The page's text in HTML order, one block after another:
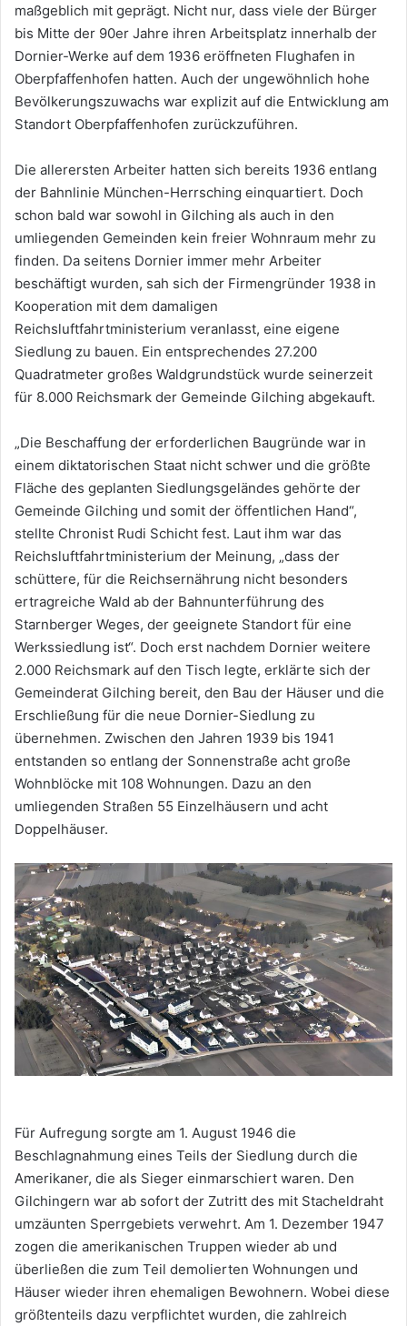
maßgeblich mit geprägt. Nicht nur, dass viele der Bürger
bis Mitte der 90er Jahre ihren Arbeitsplatz innerhalb der
Dornier-Werke auf dem 1936 eröffneten Flughafen in
Oberpfaffenhofen hatten. Auch der ungewöhnlich hohe
Bevölkerungszuwachs war explizit auf die Entwicklung am
Standort Oberpfaffenhofen zurückzuführen.
Die allerersten Arbeiter hatten sich bereits 1936 entlang
der Bahnlinie München-Herrsching einquartiert. Doch
schon bald war sowohl in Gilching als auch in den
umliegenden Gemeinden kein freier Wohnraum mehr zu
finden. Da seitens Dornier immer mehr Arbeiter
beschäftigt wurden, sah sich der Firmengründer 1938 in
Kooperation mit dem damaligen
Reichsluftfahrtministerium veranlasst, eine eigene
Siedlung zu bauen. Ein entsprechendes 27.200
Quadratmeter großes Waldgrundstück wurde seinerzeit
für 8.000 Reichsmark der Gemeinde Gilching abgekauft.
„Die Beschaffung der erforderlichen Baugründe war in
einem diktatorischen Staat nicht schwer und die größte
Fläche des geplanten Siedlungsgeländes gehörte der
Gemeinde Gilching und somit der öffentlichen Hand“,
stellte Chronist Rudi Schicht fest. Laut ihm war das
Reichsluftfahrtministerium der Meinung, „dass der
schüttere, für die Reichsernährung nicht besonders
ertragreiche Wald ab der Bahnunterführung des
Starnberger Weges, der geeignete Standort für eine
Werkssiedlung ist“. Doch erst nachdem Dornier weitere
2.000 Reichsmark auf den Tisch legte, erklärte sich der
Gemeinderat Gilching bereit, den Bau der Häuser und die
Erschließung für die neue Dornier-Siedlung zu
übernehmen. Zwischen den Jahren 1939 bis 1941
entstanden so entlang der Sonnenstraße acht große
Wohnblöcke mit 108 Wohnungen. Dazu an den
umliegenden Straßen 55 Einzelhäusern und acht
Doppelhäuser.
Für Aufregung sorgte am 1. August 1946 die
Beschlagnahmung eines Teils der Siedlung durch die
Amerikaner, die als Sieger einmarschiert waren. Den
Gilchingern war ab sofort der Zutritt des mit Stacheldraht
umzäunten Sperrgebiets verwehrt. Am 1. Dezember 1947
zogen die amerikanischen Truppen wieder ab und
überließen die zum Teil demolierten Wohnungen und
Häuser wieder ihren ehemaligen Bewohnern. Wobei diese
größtenteils dazu verpflichtet wurden, die zahlreich